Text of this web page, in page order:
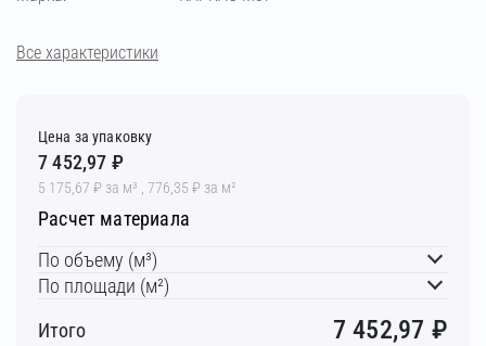
Все характеристики
Цена за упаковку
7 452,97 ₽
5 175,67 ₽ за м³ , 776,35 ₽ за м²
Расчет материала
По объему (м³)
По площади (м²)
Итого
7 452,97 ₽